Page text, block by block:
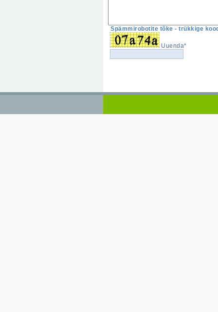
Spämmirobotite tõke - trükkige
Uuenda*